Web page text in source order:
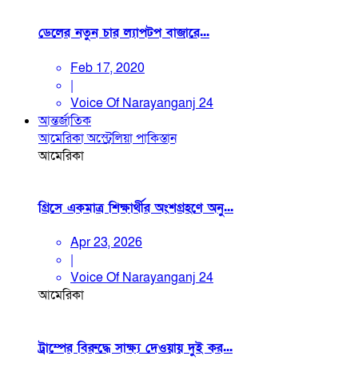
ডেলের নতুন চার ল্যাপটপ বাজারে...
Feb 17, 2020
|
Voice Of Narayanganj 24
আন্তর্জাতিক
আমেরিকাঅস্ট্রেলিয়াপাকিস্তান
আমেরিকা
গ্রিসে একমাত্র শিক্ষার্থীর অংশগ্রহণে অনু...
Apr 23, 2026
|
Voice Of Narayanganj 24
আমেরিকা
ট্রাম্পের বিরুদ্ধে সাক্ষ্য দেওয়ায় দুই কর...